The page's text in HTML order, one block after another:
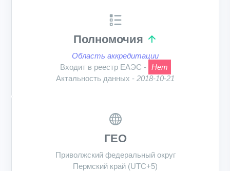
Полномочия
Область аккредитации
Входит в реестр ЕАЭС - Нет
Актальность данных - 2018-10-21
ГЕО
Приволжский федеральный округ
Пермский край (UTC+5)